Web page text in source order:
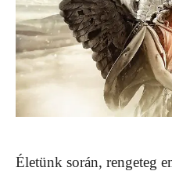
Életünk során, rengeteg